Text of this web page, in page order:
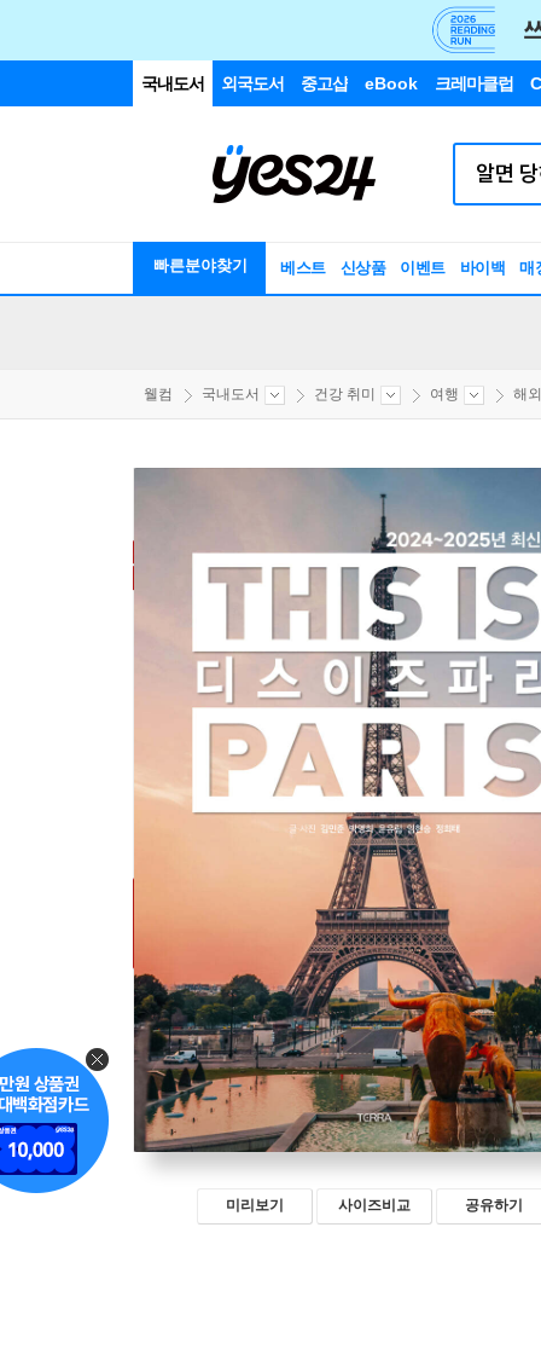
국내도서 외국도서 중고샵 eBook 크레마클럽
빠른분야찾기 베스트 신상품 이벤트 바이백 매
웰컴 국내도서 건강 취미 여행 해
미리보기 사이즈비교 공유하기